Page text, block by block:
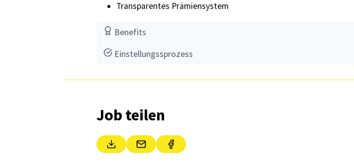
Transparentes Prämiensystem
Benefits
Einstellungssprozess
Job teilen